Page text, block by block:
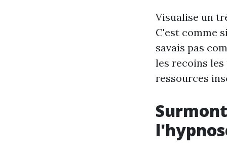
Visualise un
C'est comme
savais pas
les recoins
ressources